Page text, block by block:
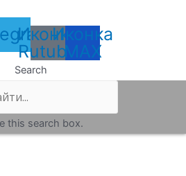
Иконка
Rutube
Иконка
MAX
Search
this search box.